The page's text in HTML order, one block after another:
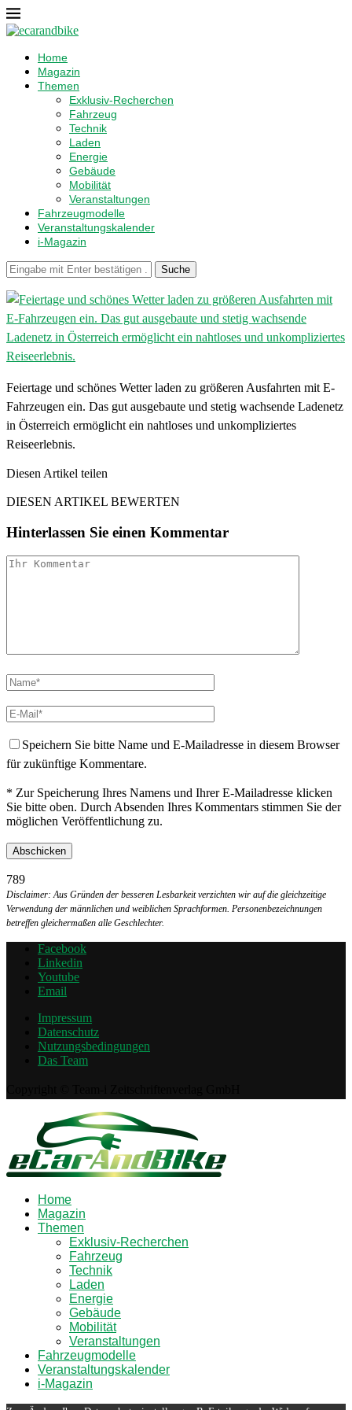
Home
Magazin
Themen
Exklusiv-Recherchen
Fahrzeug
Technik
Laden
Energie
Gebäude
Mobilität
Veranstaltungen
Fahrzeugmodelle
Veranstaltungskalender
i-Magazin
Suche
Feiertage und schönes Wetter laden zu größeren Ausfahrten mit E-
Fahrzeugen ein. Das gut ausgebaute und stetig wachsende Ladenetz
in Österreich ermöglicht ein nahtloses und unkompliziertes
Reiseerlebnis.
Diesen Artikel teilen
DIESEN ARTIKEL BEWERTEN
Hinterlassen Sie einen Kommentar
Speichern Sie bitte Name und E-Mailadresse in diesem Browser
für zukünftige Kommentare.
* Zur Speicherung Ihres Namens und Ihrer E-Mailadresse klicken
Sie bitte oben. Durch Absenden Ihres Kommentars stimmen Sie der
möglichen Veröffentlichung zu.
789
Disclaimer: Aus Gründen der besseren Lesbarkeit verzichten wir auf die gleichzeitige
Verwendung der männlichen und weiblichen Sprachformen. Personenbezeichnungen
betreffen gleichermaßen alle Geschlechter.
Facebook
Linkedin
Youtube
Email
Impressum
Datenschutz
Nutzungsbedingungen
Das Team
Home
Magazin
Themen
Exklusiv-Recherchen
Fahrzeug
Technik
Laden
Energie
Gebäude
Mobilität
Veranstaltungen
Fahrzeugmodelle
Veranstaltungskalender
i-Magazin